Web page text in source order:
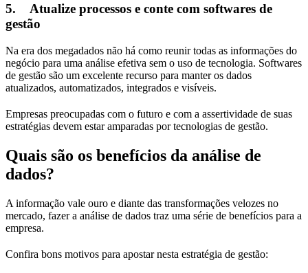
5.
Atualize processos e conte com softwares de
gestão
Na era dos megadados não há como reunir todas as informações do
negócio para uma análise efetiva sem o uso de tecnologia. Softwares
de gestão são um excelente recurso para manter os dados
atualizados, automatizados, integrados e visíveis.
Empresas preocupadas com o futuro e com a assertividade de suas
estratégias devem estar amparadas por tecnologias de gestão.
Quais são os benefícios da análise de
dados?
A informação vale ouro e diante das transformações velozes no
mercado, fazer a análise de dados traz uma série de benefícios para a
empresa.
Confira bons motivos para apostar nesta estratégia de gestão: